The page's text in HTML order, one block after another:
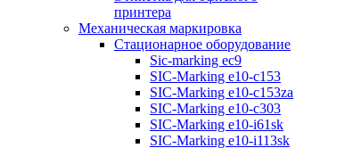
принтера
Механическая маркировка
Стационарное оборудование
Sic-marking ec9
SIC-Marking e10-c153
SIC-Marking e10-c153za
SIC-Marking e10-c303
SIC-Marking e10-i61sk
SIC-Marking e10-i113sk